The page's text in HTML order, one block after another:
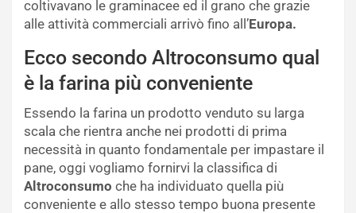
coltivavano le graminacee ed il grano che grazie
alle attività commerciali arrivò fino all’Europa.
Ecco secondo Altroconsumo qual
è la farina più conveniente
Essendo la farina un prodotto venduto su larga
scala che rientra anche nei prodotti di prima
necessità in quanto fondamentale per impastare il
pane, oggi vogliamo fornirvi la classifica di
Altroconsumo che ha individuato quella più
conveniente e allo stesso tempo buona presente